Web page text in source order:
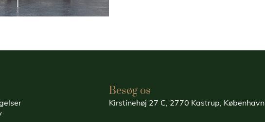
Besøg os
Kirstinehøj 27 C, 2770 Kastrup, København